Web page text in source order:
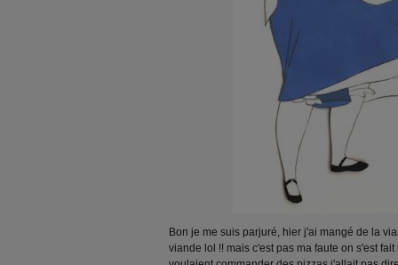
Bon je me suis parjuré, hier j'ai mangé de la
viande lol !! mais c'est pas ma faute on s'est